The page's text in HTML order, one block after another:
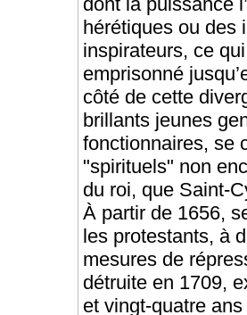
hérétiques ou des
inspirateurs, ce
emprisonné
côté de cette
brillants jeunes
fonctionnaires, se
"spirituels" non
du roi, que Saint-
À partir de 1656,
les protestants, à
mesures de
détruite en 1709,
et vingt-quatre